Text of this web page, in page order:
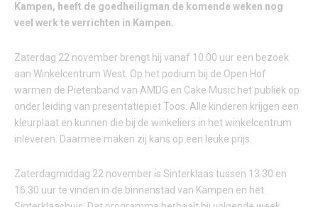
Kampen, heeft de goedheiligman de komende weken nog
veel werk te verrichten in Kampen.
Zaterdag 22 november brengt hij vanaf 10.00 uur een bezoek
aan Winkelcentrum West. Op het podium bij de Open Hof
warmen de Pietenband van AMDG en Cake Music het publiek op
onder leiding van presentatiepiet Toos. Alle kinderen krijgen een
kleurplaat en kunnen die bij de winkeliers in het winkelcentrum
inleveren. Daarmee maken zij kans op een leuke prijs.
Zaterdagmiddag 22 november is Sinterklaas tussen 13.30 en
16.30 uur te vinden in de binnenstad van Kampen en het